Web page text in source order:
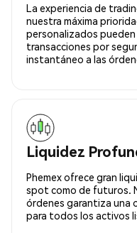
La experiencia de
nuestra máxima
personalizados pueden
transacciones por
instantáneo a las
Liquidez
Phemex ofrece gran
spot como de futuros.
órdenes garantiza una
para todos los activos